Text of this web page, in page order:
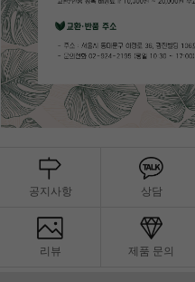
공지사항 상담
리뷰 제품 문의